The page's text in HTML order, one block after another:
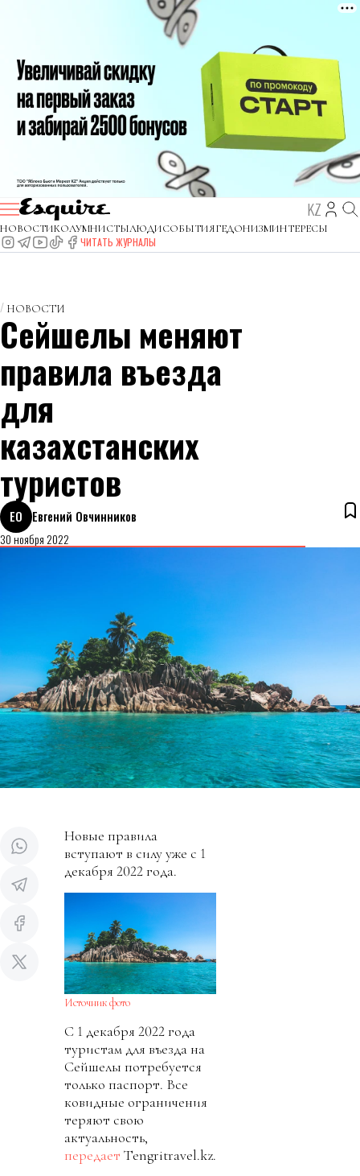
KZ
НОВОСТИКОЛУМНИСТЫЛЮДИСОБЫТИЯГЕДОНИЗМИНТЕРЕСЫ
ЧИТАТЬ ЖУРНАЛЫ
НОВОСТИ
Сейшелы меняют
правила въезда
для
казахстанских
туристов
ЕО
Евгений Овчинников
30 ноября 2022
Новые правила
вступают в силу уже с 1
декабря 2022 года.
Источник фото
С 1 декабря 2022 года
туристам для въезда на
Сейшелы потребуется
только паспорт. Все
ковидные ограничения
теряют свою
актуальность,
передает Tengritravel.kz.